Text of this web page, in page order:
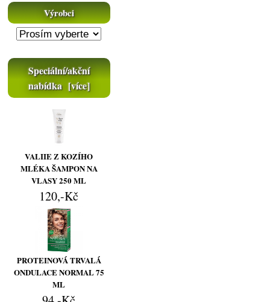
Výrobci
Speciální/akční
nabídka [více]
VALIIE Z KOZÍHO
MLÉKA ŠAMPON NA
VLASY 250 ML
120,-Kč
PROTEINOVÁ TRVALÁ
ONDULACE NORMAL 75
ML